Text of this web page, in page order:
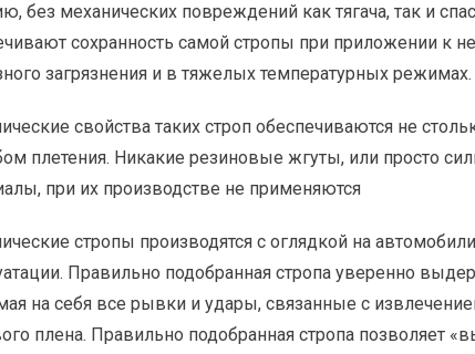
без механических повреждений как тягача, так и
сохранность самой стропы при приложении к
загрязнения и в тяжелых температурных режимах.
свойства таких строп обеспечиваются не
плетения. Никакие резиновые жгуты, или просто
при их производстве не применяются
стропы производятся с оглядкой на
Правильно подобранная стропа уверенно
на себя все рывки и удары, связанные с
плена. Правильно подобранная стропа позволяет